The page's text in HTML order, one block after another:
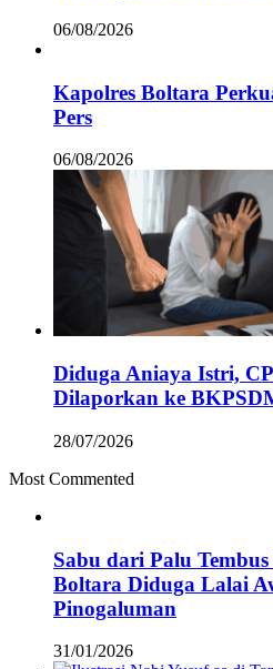
06/08/2026
Kapolres Boltara
Pers
06/08/2026
Diduga Aniaya Istri,
Dilaporkan ke
28/07/2026
Most Commented
Sabu dari Palu
Boltara Diduga Lalai
Pinogaluman
31/01/2026